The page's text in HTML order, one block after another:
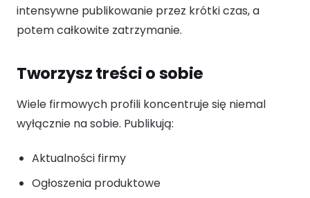
intensywne publikowanie przez krótki czas, a
potem całkowite zatrzymanie.
Tworzysz treści o sobie
Wiele firmowych profili koncentruje się niemal
wyłącznie na sobie. Publikują:
Aktualności firmy
Ogłoszenia produktowe